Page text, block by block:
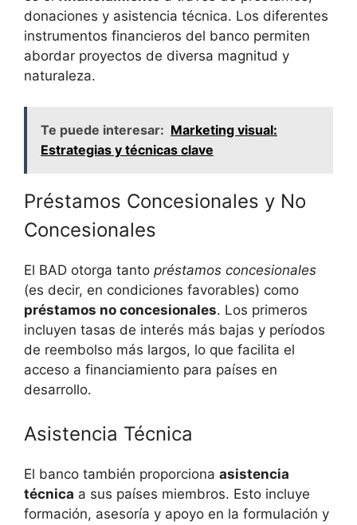
donaciones y asistencia técnica. Los diferentes
instrumentos financieros del banco permiten
abordar proyectos de diversa magnitud y
naturaleza.
Te puede interesar: Marketing visual:
Estrategias y técnicas clave
Préstamos Concesionales y No
Concesionales
El BAD otorga tanto préstamos concesionales
(es decir, en condiciones favorables) como
préstamos no concesionales. Los primeros
incluyen tasas de interés más bajas y períodos
de reembolso más largos, lo que facilita el
acceso a financiamiento para países en
desarrollo.
Asistencia Técnica
El banco también proporciona asistencia
técnica a sus países miembros. Esto incluye
formación, asesoría y apoyo en la formulación y